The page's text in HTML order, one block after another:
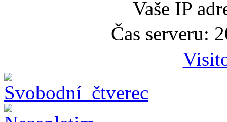
Vaše IP
Čas serveru: